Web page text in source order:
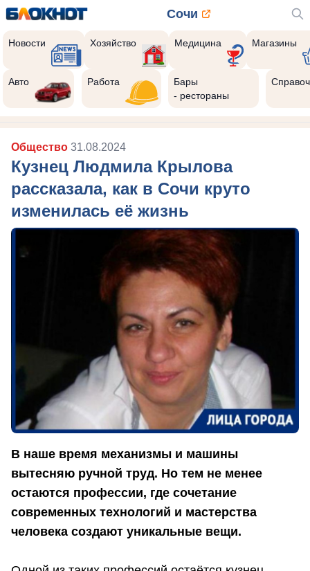
Сочи
Новости Хозяйство Медицина Магазины
Авто Работа
Бары
- рестораны
Общество 31.08.2024
Кузнец Людмила Крылова
рассказала, как в Сочи круто
изменилась её жизнь
В наше время механизмы и машины
вытесняю ручной труд. Но тем не менее
остаются профессии, где сочетание
современных технологий и мастерства
человека создают уникальные вещи.